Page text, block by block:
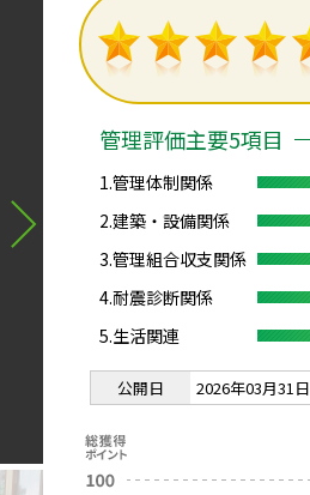
管理評価主要5項目
1.管理体制関係
2.建築・設備関係
3.管理組合収支関係
4.耐震診断関係
5.生活関連
公開日 2026年03月31日